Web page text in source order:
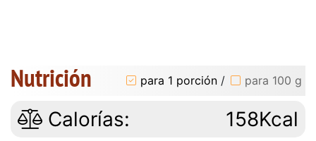
Nutrición para 1 porción / para 100 g
Calorías: 158Kcal